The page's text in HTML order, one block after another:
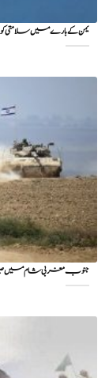
یمن کے بارے میں
جنوب مغربی شام میں